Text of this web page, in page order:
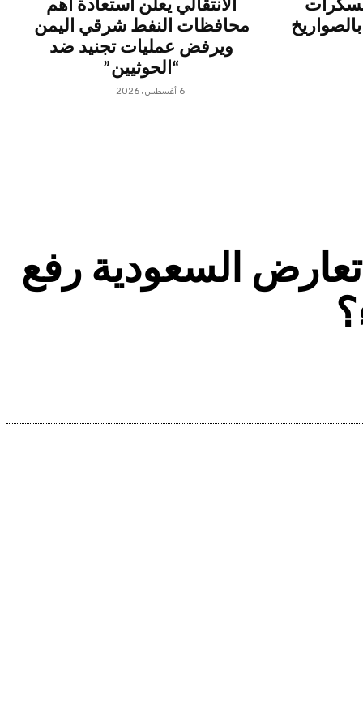
الانتقالي يعلن استعادة أهم
محافظات النفط شرقي اليمن
ويرفض عمليات تجنيد ضد
“الحوثيين”
6 أغسطس، 2026